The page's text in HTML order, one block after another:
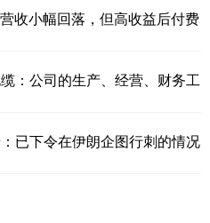
收小幅回落，但高收益后付费
：公司的生产、经营、财务工
已下令在伊朗企图行刺的情况